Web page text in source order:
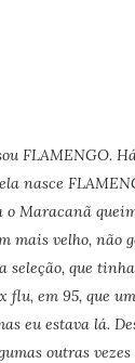
FLAMENGO.
nasce
Maracanã
mais velho, não
seleção, que
flu, em 95, que
eu estava lá.
outras